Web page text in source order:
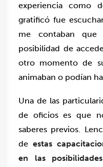
experiencia como
gratificó fue
me contaban
posibilidad de
otro momento de
animaban o podían
Una de las
de oficios es que
saberes previos.
de estas
en las